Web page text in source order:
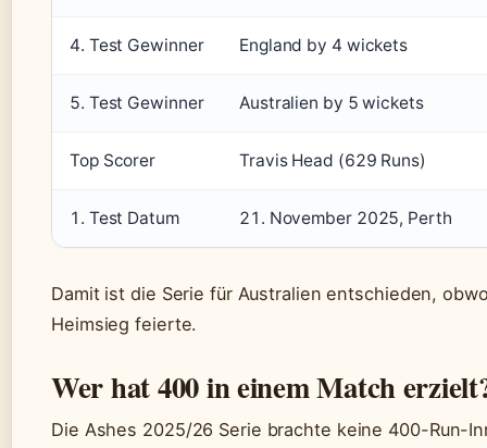
4. Test Gewinner England by 4 wickets
5. Test Gewinner Australien by 5 wickets
Top Scorer Travis Head (629 Runs)
1. Test Datum 21. November 2025, Perth
Damit ist die Serie für Australien entschieden,
Heimsieg feierte.
Wer hat 400 in einem Match
Die Ashes 2025/26 Serie brachte keine 400-Run-